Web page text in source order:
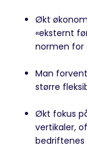
Økt
«eksternt
normen for
Man
større
Økt fokus
vertikaler,
bedriftenes